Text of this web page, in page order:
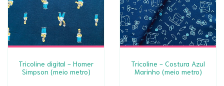
Tricoline digital - Homer
Simpson (meio metro)
Tricoline - Costura Azul
Marinho (meio metro)